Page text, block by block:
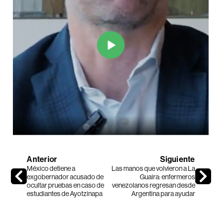
Anterior
México detiene a
exgobernador acusado de
ocultar pruebas en caso de
estudiantes de Ayotzinapa
Siguiente
Las manos que volvieron a La
Guaira: enfermeros
venezolanos regresan desde
Argentina para ayudar